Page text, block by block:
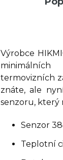
Výrobce
termovizních
znáte, ale
senzoru, který
Senzor
Teplotní